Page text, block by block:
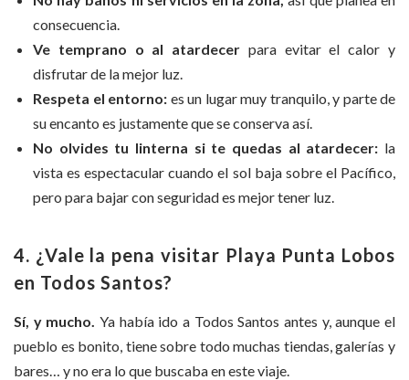
consecuencia.
Ve temprano o al atardecer para evitar el calor y
disfrutar de la mejor luz.
Respeta el entorno: es un lugar muy tranquilo, y parte de
su encanto es justamente que se conserva así.
No olvides tu linterna si te quedas al atardecer: la
vista es espectacular cuando el sol baja sobre el Pacífico,
pero para bajar con seguridad es mejor tener luz.
4. ¿Vale la pena visitar Playa Punta Lobos
en Todos Santos?
Sí, y mucho. Ya había ido a Todos Santos antes y, aunque el
pueblo es bonito, tiene sobre todo muchas tiendas, galerías y
bares… y no era lo que buscaba en este viaje.